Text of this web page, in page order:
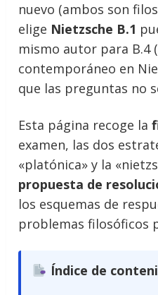
nuevo (ambos son
elige Nietzsche B.1
mismo autor para B.4
contemporáneo en
que las preguntas no
Esta página recoge la
examen, las dos
«platónica» y la
propuesta de
los esquemas de
problemas filosóficos
Índice de